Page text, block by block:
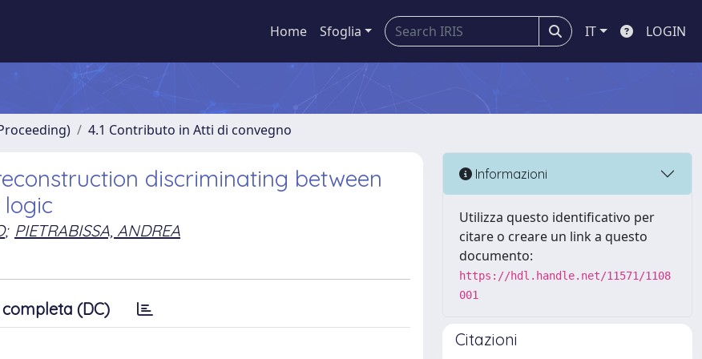
Home Sfoglia IT LOGIN
4.1 Contributo in Atti di convegno
discriminating between
; PIETRABISSA, ANDREA
(DC)
Informazioni
Utilizza questo identificativo per
citare o creare un link a questo
documento:
https://hdl.handle.net/11571/1108
001
Citazioni